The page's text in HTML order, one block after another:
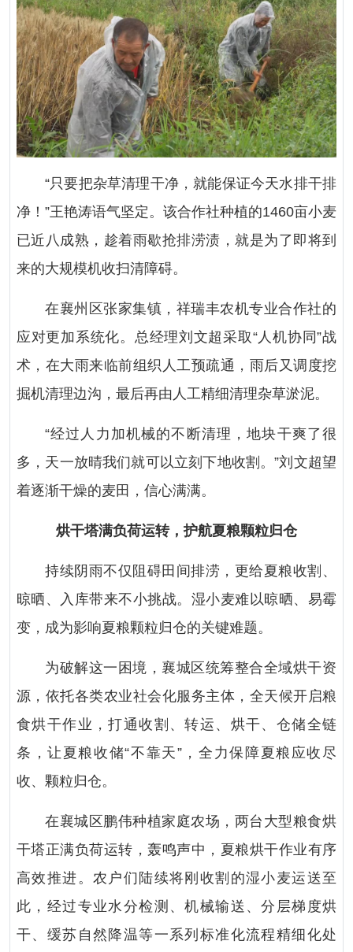
“只要把杂草清理干净，就能保证今天水排干排
净！”王艳涛语气坚定。该合作社种植的1460亩小麦
已近八成熟，趁着雨歇抢排涝渍，就是为了即将到
来的大规模机收扫清障碍。
在襄州区张家集镇，祥瑞丰农机专业合作社的
应对更加系统化。总经理刘文超采取“人机协同”战
术，在大雨来临前组织人工预疏通，雨后又调度挖
掘机清理边沟，最后再由人工精细清理杂草淤泥。
“经过人力加机械的不断清理，地块干爽了很
多，天一放晴我们就可以立刻下地收割。”刘文超望
着逐渐干燥的麦田，信心满满。
烘干塔满负荷运转，护航夏粮颗粒归仓
持续阴雨不仅阻碍田间排涝，更给夏粮收割、
晾晒、入库带来不小挑战。湿小麦难以晾晒、易霉
变，成为影响夏粮颗粒归仓的关键难题。
为破解这一困境，襄城区统筹整合全域烘干资
源，依托各类农业社会化服务主体，全天候开启粮
食烘干作业，打通收割、转运、烘干、仓储全链
条，让夏粮收储“不靠天”，全力保障夏粮应收尽
收、颗粒归仓。
在襄城区鹏伟种植家庭农场，两台大型粮食烘
干塔正满负荷运转，轰鸣声中，夏粮烘干作业有序
高效推进。农户们陆续将刚收割的湿小麦运送至
此，经过专业水分检测、机械输送、分层梯度烘
干、缓苏自然降温等一系列标准化流程精细化处